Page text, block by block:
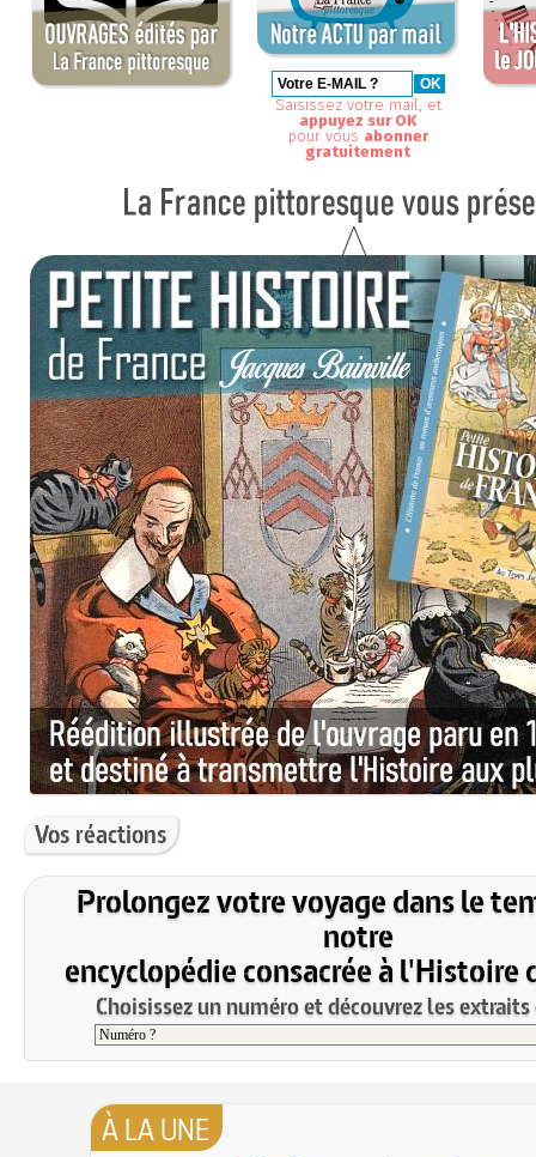
Saisissez votre mail, et
appuyez sur OK
pour vous abonner
gratuitement
Vos réactions
Prolongez votre voyage dans le
notre
encyclopédie consacrée à l'Histoire
Choisissez un numéro et découvrez les
À LA UNE